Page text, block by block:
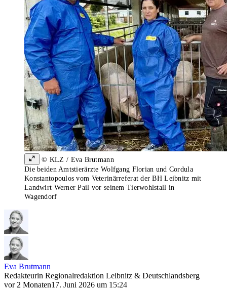
© KLZ / Eva Brutmann
Die beiden Amtstierärzte Wolfgang Florian und Cordula
Konstantopoulos vom Veterinärreferat der BH Leibnitz mit
Landwirt Werner Pail vor seinem Tierwohlstall in
Wagendorf
Eva Brutmann
Redakteurin Regionalredaktion Leibnitz & Deutschlandsberg
vor 2 Monaten17. Juni 2026 um 15:24